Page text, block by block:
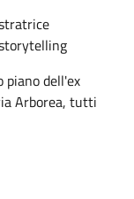
piano dell'ex
Arborea, tutti